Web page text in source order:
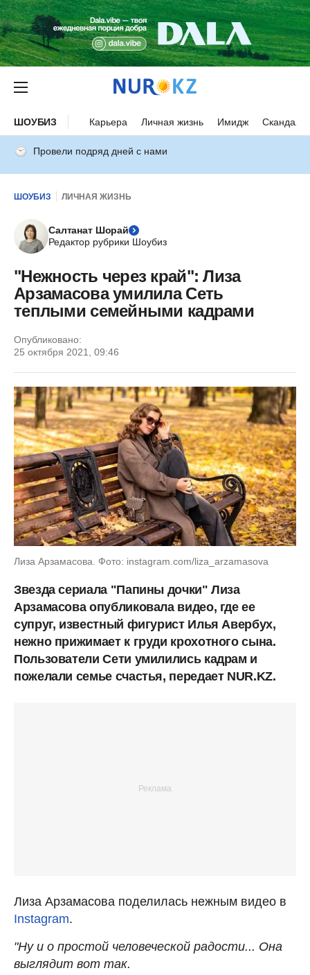
ШОУБИЗ Карьера Личная жизнь Имидж Скандалы
Провели подряд дней с нами
ШОУБИЗ ЛИЧНАЯ ЖИЗНЬ
Салтанат Шорай
Редактор рубрики Шоубиз
"Нежность через край": Лиза
Арзамасова умилила Сеть
теплыми семейными кадрами
Опубликовано:
25 октября 2021, 09:46
Лиза Арзамасова. Фото: instagram.com/liza_arzamasova
Звезда сериала "Папины дочки" Лиза
Арзамасова опубликовала видео, где ее
супруг, известный фигурист Илья Авербух,
нежно прижимает к груди крохотного сына.
Пользователи Сети умилились кадрам и
пожелали семье счастья, передает NUR.KZ.
Лиза Арзамасова поделилась нежным видео в
Instagram.
"Ну и о простой человеческой радости... Она
выглядит вот так.